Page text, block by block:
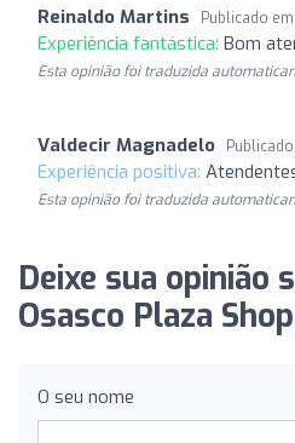
Reinaldo Martins Publicado em
Experiência fantástica: Bom
Esta opinião foi traduzida
Valdecir Magnadelo
Experiência positiva:
Esta opinião foi traduzida
Deixe sua opinião
Osasco Plaza
O seu nome